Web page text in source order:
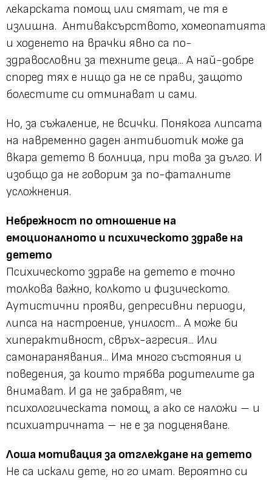
лекарската помощ или смятат, че тя е
излишна. Антиваксърството, хомеопатията
и ходенето на врачки явно са по-
здравословни за техните деца... А най-добре
според тях е нищо да не се прави, защото
болестите си отминават и сами.
Но, за съжаление, не всички. Понякога липсата
на навременно даден антибиотик може да
вкара детето в болница, при това за дълго. И
изобщо да не говорим за по-фаталните
усложнения.
Небрежност по отношение на
емоционалното и психическото здраве на
детето
Психическото здраве на детето е точно
толкова важно, колкото и физическото.
Аутистични прояви, депресивни периоди,
липса на настроение, унилост... А може би
хиперактивност, свръх-агресия... Или
самонаранявания... Има много състояния и
поведения, за които трябва родителите да
внимават. И да не забравят, че
психологическата помощ, а ако се наложи – и
психиатричната – не е за подценяване.
Лоша мотивация за отглеждане на детето
Не са искали дете, но го имат. Вероятно си